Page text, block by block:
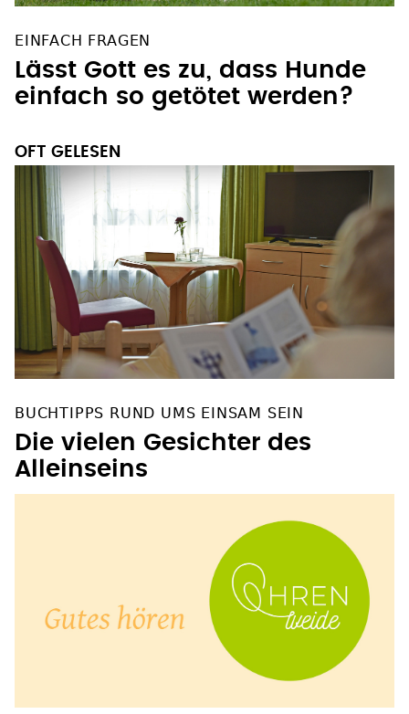
EINFACH FRAGEN
Lässt Gott es zu, dass Hunde
einfach so getötet werden?
OFT GELESEN
BUCHTIPPS RUND UMS EINSAM SEIN
Die vielen Gesichter des
Alleinseins